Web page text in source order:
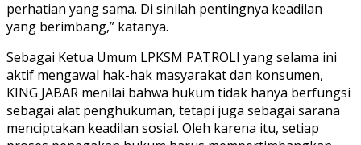
perhatian yang sama. Di sinilah pentingnya keadilan
yang berimbang,” katanya.
Sebagai Ketua Umum LPKSM PATROLI yang selama ini
aktif mengawal hak-hak masyarakat dan konsumen,
KING JABAR menilai bahwa hukum tidak hanya berfungsi
sebagai alat penghukuman, tetapi juga sebagai sarana
menciptakan keadilan sosial. Oleh karena itu, setiap